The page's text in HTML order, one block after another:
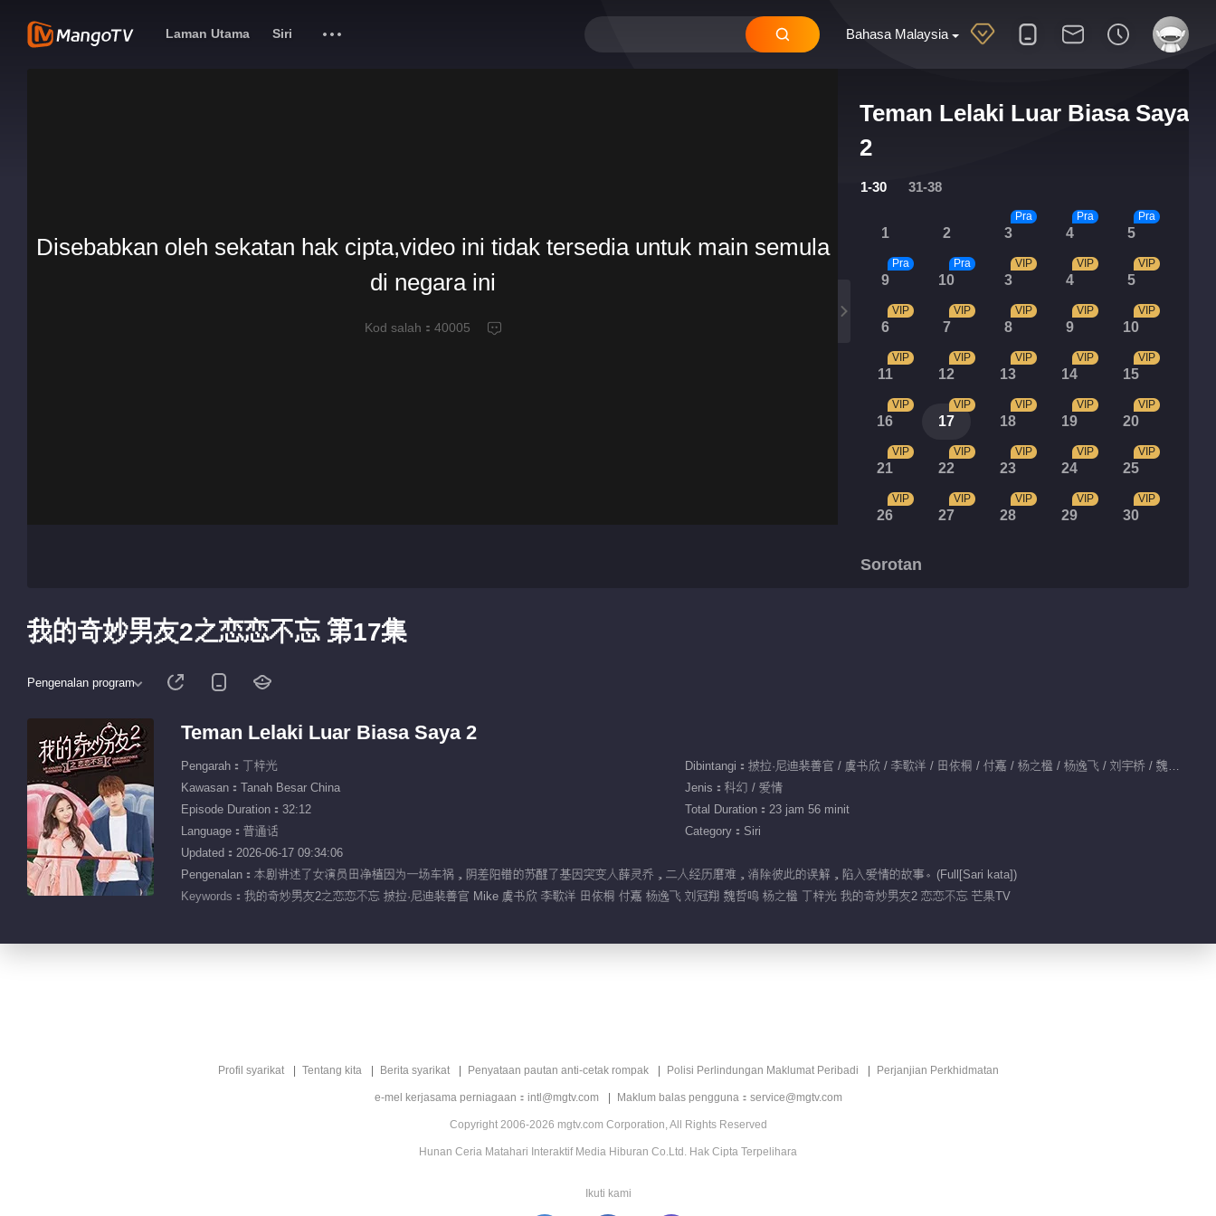
Bahasa Malaysia
Laman Utama Siri
Teman Lelaki Luar Biasa Saya
2
1-30 31-38
1 2 3
Pra
4
Pra
5
Pra
9
Pra
10
Pra
3
VIP
4
VIP
5
VIP
6
VIP
7
VIP
8
VIP
9
VIP
10
VIP
11
VIP
12
VIP
13
VIP
14
VIP
15
VIP
16
VIP
17
VIP
18
VIP
19
VIP
20
VIP
21
VIP
22
VIP
23
VIP
24
VIP
25
VIP
26
VIP
27
VIP
28
VIP
29
VIP
30
VIP
Sorotan
00:15
Disebabkan oleh sekatan hak cipta,video ini tidak tersedia untuk main semula
di negara ini
Kod salah： 40005
我的奇妙男友2之恋恋不忘 第17集
Pengenalan program
Teman Lelaki Luar Biasa Saya 2
Pengarah：丁梓光
Dibintangi：披拉·尼迪裴善官 / 虞书欣 / 李歌洋 / 田依桐 / 付嘉 / 杨之楹 / 杨逸飞 / 刘宇桥 / 魏哲鸣
Kawasan：Tanah Besar China
Jenis：科幻 / 爱情
Episode Duration：32:12
Total Duration：23 jam 56 minit
Language：普通话
Category：Siri
Updated：2026-06-17 09:34:06
Pengenalan：本剧讲述了女演员田净植因为一场车祸，阴差阳错的苏醒了基因突变人薛灵乔，二人经历磨难，消除彼此的误解，陷入爱情的故事。(Full[Sari kata])
Keywords： 我的奇妙男友2之恋恋不忘 披拉·尼迪裴善官 Mike 虞书欣 李歌洋 田依桐 付嘉 杨逸飞 刘冠翔 魏哲鸣 杨之楹 丁梓光 我的奇妙男友2 恋恋不忘 芒果TV
Profil syarikat Tentang kita Berita syarikat Penyataan pautan anti-cetak rompak Polisi Perlindungan Maklumat Peribadi Perjanjian Perkhidmatan
e-mel kerjasama perniagaan：intl@mgtv.com Maklum balas pengguna：service@mgtv.com
Copyright 2006-2026 mgtv.com Corporation, All Rights Reserved
Hunan Ceria Matahari Interaktif Media Hiburan Co.Ltd. Hak Cipta Terpelihara
Ikuti kami